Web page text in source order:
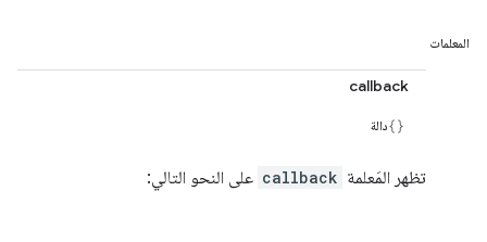
المعلمات
callback
دالة
تظهر المَعلمة callback على النحو التالي: